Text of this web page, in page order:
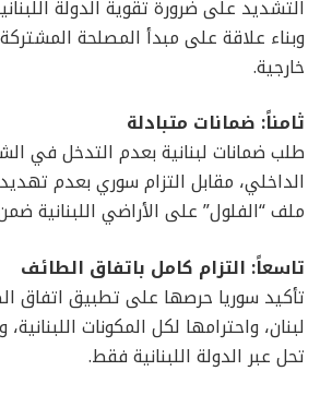
التشديد على ضرورة تقوية الدولة
وبناء علاقة على مبدأ المصلحة
خارجية.
ثامناً: ضمانات متبادلة
طلب ضمانات لبنانية بعدم التدخل في
الداخلي، مقابل التزام سوري بعدم
ملف “الفلول” على الأراضي اللبنانية
تاسعاً: التزام كامل باتفاق الطائف
تأكيد سوريا حرصها على تطبيق اتفاق
لبنان، واحترامها لكل المكونات
تحل عبر الدولة اللبنانية فقط.